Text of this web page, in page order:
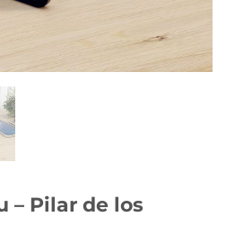
– Pilar de los